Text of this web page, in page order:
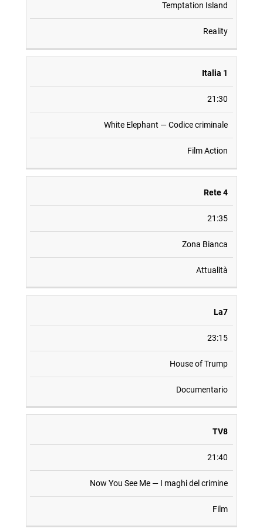
Temptation Island
Reality
Italia 1
21:30
White Elephant — Codice criminale
Film Action
Rete 4
21:35
Zona Bianca
Attualità
La7
23:15
House of Trump
Documentario
TV8
21:40
Now You See Me — I maghi del crimine
Film